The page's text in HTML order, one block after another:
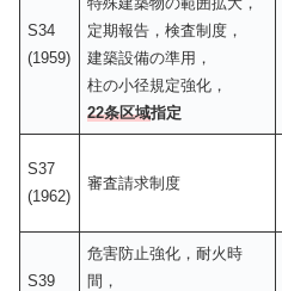
S34
(1959)
定期報告，検査制度，
建築設備の準用，
柱の小径規定強化，
22条区域指定
S37
(1962)
審査請求制度
S39
危害防止強化，耐火時
間，